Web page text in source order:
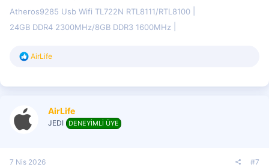
Atheros9285 Usb Wifi TL722N RTL8111/RTL8100
24GB DDR4 2300MHz/8GB DDR3 1600MHz
T
r
AirLife
AirLife
JEDI DENEYİMLİ ÜYE
7 Nis 2026 #7